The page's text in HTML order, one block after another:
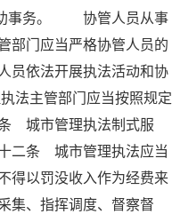
助事务。 协管人员从事
门应当严格协管人员的
依法开展执法活动和协
主管部门应当按照规定
城市管理执法制式服
二条 城市管理执法应当
以罚没收入作为经费来
、指挥调度、督察督